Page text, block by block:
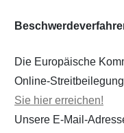
Die Europäische
Online-
Sie hier erreichen!
Unsere E-Mail-